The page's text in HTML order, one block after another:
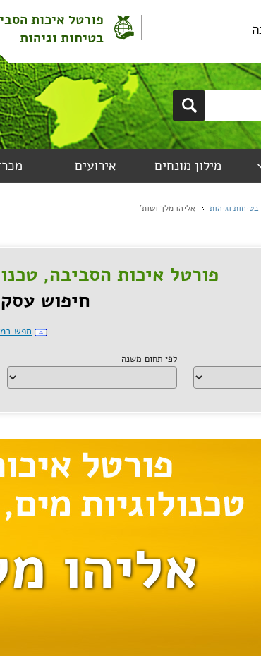
פורטל איכות
בטיחות וגיהות
מילון מונחים אירועים
וגיהות אליהו מלך ושות'
פורטל איכות הסביבה,
חיפוש
חפש
לפי תחום משנה
אליהו